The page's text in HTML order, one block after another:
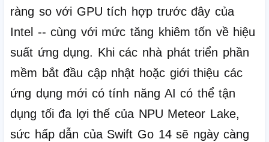
ràng so với GPU tích hợp trước đây của
Intel -- cùng với mức tăng khiêm tốn về hiệu
suất ứng dụng. Khi các nhà phát triển phần
mềm bắt đầu cập nhật hoặc giới thiệu các
ứng dụng mới có tính năng AI có thể tận
dụng tối đa lợi thế của NPU Meteor Lake,
sức hấp dẫn của Swift Go 14 sẽ ngày càng